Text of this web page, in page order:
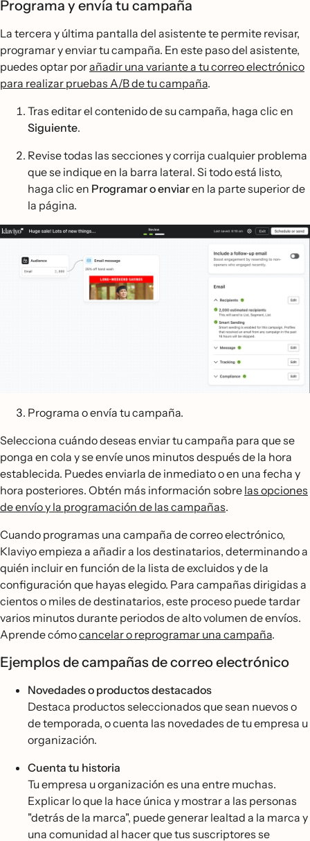
Programa y envía tu campaña
La tercera y última pantalla del asistente te permite revisar,
programar y enviar tu campaña. En este paso del asistente,
puedes optar porañadir una variante a tu correo electrónico
para realizar pruebas A/B de tu campaña.
Tras editar el contenido de su campaña, haga clic en
Siguiente.
Revise todas las secciones y corrija cualquier problema
que se indique en la barra lateral. Si todo está listo,
haga clic en Programar o enviaren la parte superior de
la página.
Programa o envía tu campaña.
Selecciona cuándo deseas enviar tu campaña para que se
ponga en cola y se envíe unos minutos después de la hora
establecida. Puedes enviarla de inmediato o en una fecha y
hora posteriores. Obtén más información sobre las opciones
de envío y la programación de las campañas.
Cuando programas una campaña de correo electrónico,
Klaviyo empieza a añadir a los destinatarios, determinando a
quién incluir en función de la lista de excluidos y de la
configuración que hayas elegido. Para campañas dirigidas a
cientos o miles de destinatarios, este proceso puede tardar
varios minutos durante periodos de alto volumen de envíos.
Aprende cómocancelar o reprogramar una campaña.
Ejemplos de campañas de correo electrónico
Novedades o productos destacados
Destaca productos seleccionados que sean nuevos o
de temporada, o cuenta las novedades de tu empresa u
organización.
Cuenta tu historia
Tu empresa u organización es una entre muchas.
Explicar lo que la hace única y mostrar a las personas
"detrás de la marca", puede generar lealtad a la marca y
una comunidad al hacer que tus suscriptores se